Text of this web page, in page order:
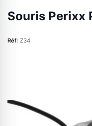
Souris Perixx
Réf: Z34